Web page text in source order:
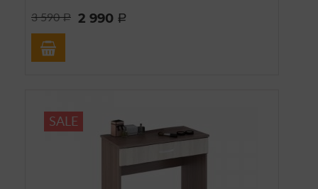
3 590a 2 990 a
SALE